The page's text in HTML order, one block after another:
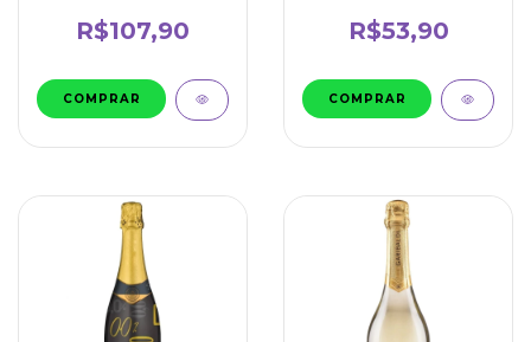
Freixenet
R$107,90 R$53,90